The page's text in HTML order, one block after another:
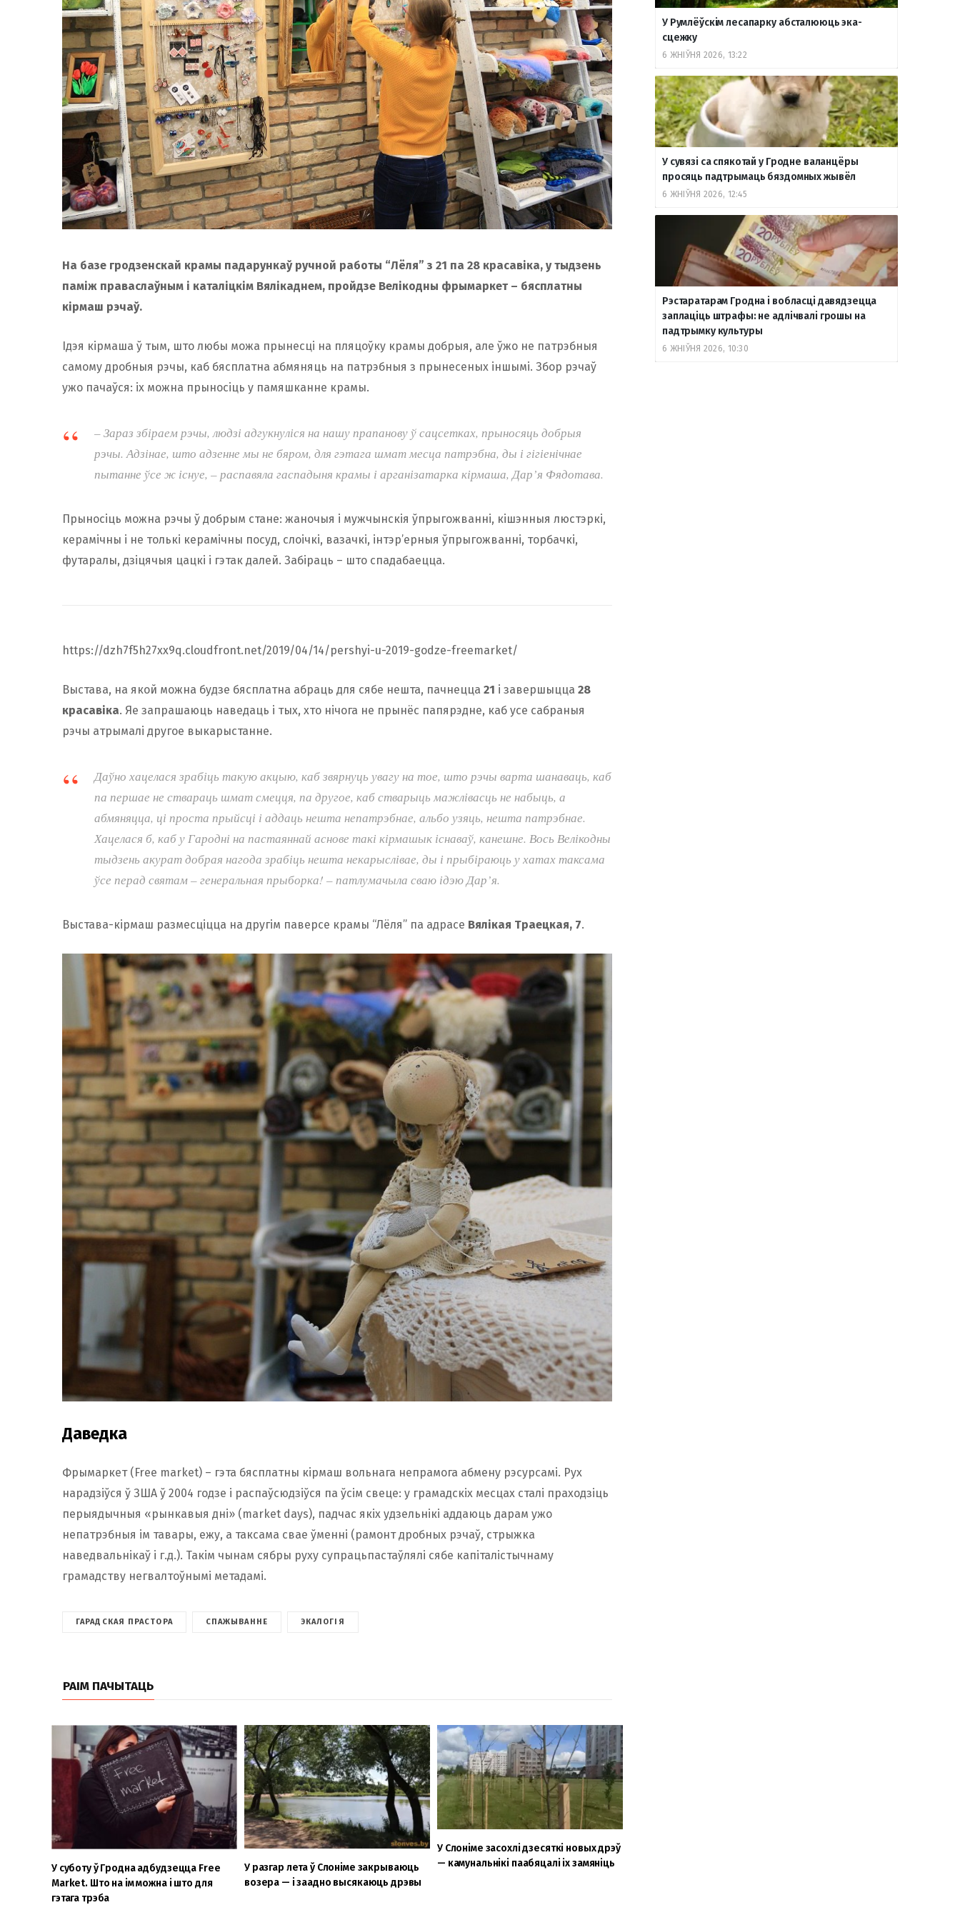
На базе гродзенскай крамы падарункаў ручной работы “Лёля” з 21 па 28 красавіка, у тыдзень
паміж праваслаўным і каталіцкім Вялікаднем, пройдзе Велікодны фрымаркет – бясплатны
кірмаш рэчаў.
Ідэя кірмаша ў тым, што любы можа прынесці на пляцоўку крамы добрыя, але ўжо не патрэбныя
самому дробныя рэчы, каб бясплатна абмяняць на патрэбныя з прынесеных іншымі. Збор рэчаў
ужо пачаўся: іх можна прыносіць у памяшканне крамы.
–Зараз збіраем рэчы, людзі адгукнуліся на нашу прапанову ў сацсетках, прыносяць добрыя
рэчы. Адзінае, што адзенне мы не бяром, для гэтага шмат месца патрэбна, ды і гігіенічнае
пытанне ўсе ж існуе, –распавяла гаспадыня крамы і арганізатарка кірмаша, Дар’я Фядотава.
Прыносіць можна рэчы ў добрым стане: жаночыя і мужчынскія ўпрыгожванні, кішэнныя люстэркі,
керамічны і не толькі керамічны посуд, слоічкі, вазачкі, інтэр’ерныя ўпрыгожванні, торбачкі,
футаралы, дзіцячыя цацкі і гэтак далей. Забіраць – што спадабаецца.
https://dzh7f5h27xx9q.cloudfront.net/2019/04/14/pershyi-u-2019-godze-freemarket/
Выстава, на якой можна будзе бясплатна абраць для сябе нешта, пачнецца 21 і завершыцца 28
красавіка. Яе запрашаюць наведаць і тых, хто нічога не прынёс папярэдне, каб усе сабраныя
рэчы атрымалі другое выкарыстанне.
Даўно хацелася зрабіць такую акцыю, каб звярнуць увагу на тое, што рэчы варта шанаваць, каб
па першае не ствараць шмат смецця, па другое, каб стварыць мажлівасць не набыць, а
абмяняцца, ці проста прыйсці і аддаць нешта непатрэбнае, альбо узяць, нешта патрэбнае.
Хацелася б, каб у Гародні на пастаяннай аснове такі кірмашык існаваў, канешне. Вось Велікодны
тыдзень акурат добрая нагода зрабіць нешта некарыслівае, ды і прыбіраюць у хатах таксама
ўсе перад святам – генеральная прыборка! –патлумачыла сваю ідэю Дар’я.
Выстава-кірмаш размесціцца на другім паверсе крамы “Лёля” па адрасе Вялікая Траецкая, 7.
Даведка
Фрымаркет (Free market) – гэта бясплатны кірмаш вольнага непрамога абмену рэсурсамі. Рух
нарадзіўся ў ЗША ў 2004 годзе і распаўсюдзіўся па ўсім свеце: у грамадскіх месцах сталі праходзіць
перыядычныя «рынкавыя дні» (market days), падчас якіх удзельнікі аддаюць дарам ужо
непатрэбныя ім тавары, ежу, а таксама свае ўменні (рамонт дробных рэчаў, стрыжка
наведвальнікаў і г.д.). Такім чынам сябры руху супрацьпастаўлялі сябе капіталістычнаму
грамадству негвалтоўнымі метадамі.
ГАРАДСКАЯ ПРАСТОРА СПАЖЫВАННЕ ЭКАЛОГІЯ
РАІМ ПАЧЫТАЦЬ
У суботу ў Гродна адбудзецца Free
Market. Што на ім можна і што для
гэтага трэба
У разгар лета ў Слоніме закрываюць
возера — і заадно высякаюць дрэвы
У Слоніме засохлі дзесяткі новых дрэў
— камунальнікі паабяцалі іх замяніць
У Румлёўскім лесапарку абсталююць эка-
сцежку
6 ЖНІЎНЯ 2026, 13:22
У сувязі са спякотай у Гродне валанцёры
просяць падтрымаць бяздомных жывёл
6 ЖНІЎНЯ 2026, 12:45
Рэстаратарам Гродна і вобласці давядзецца
заплаціць штрафы: не адлічвалі грошы на
падтрымку культуры
6 ЖНІЎНЯ 2026, 10:30